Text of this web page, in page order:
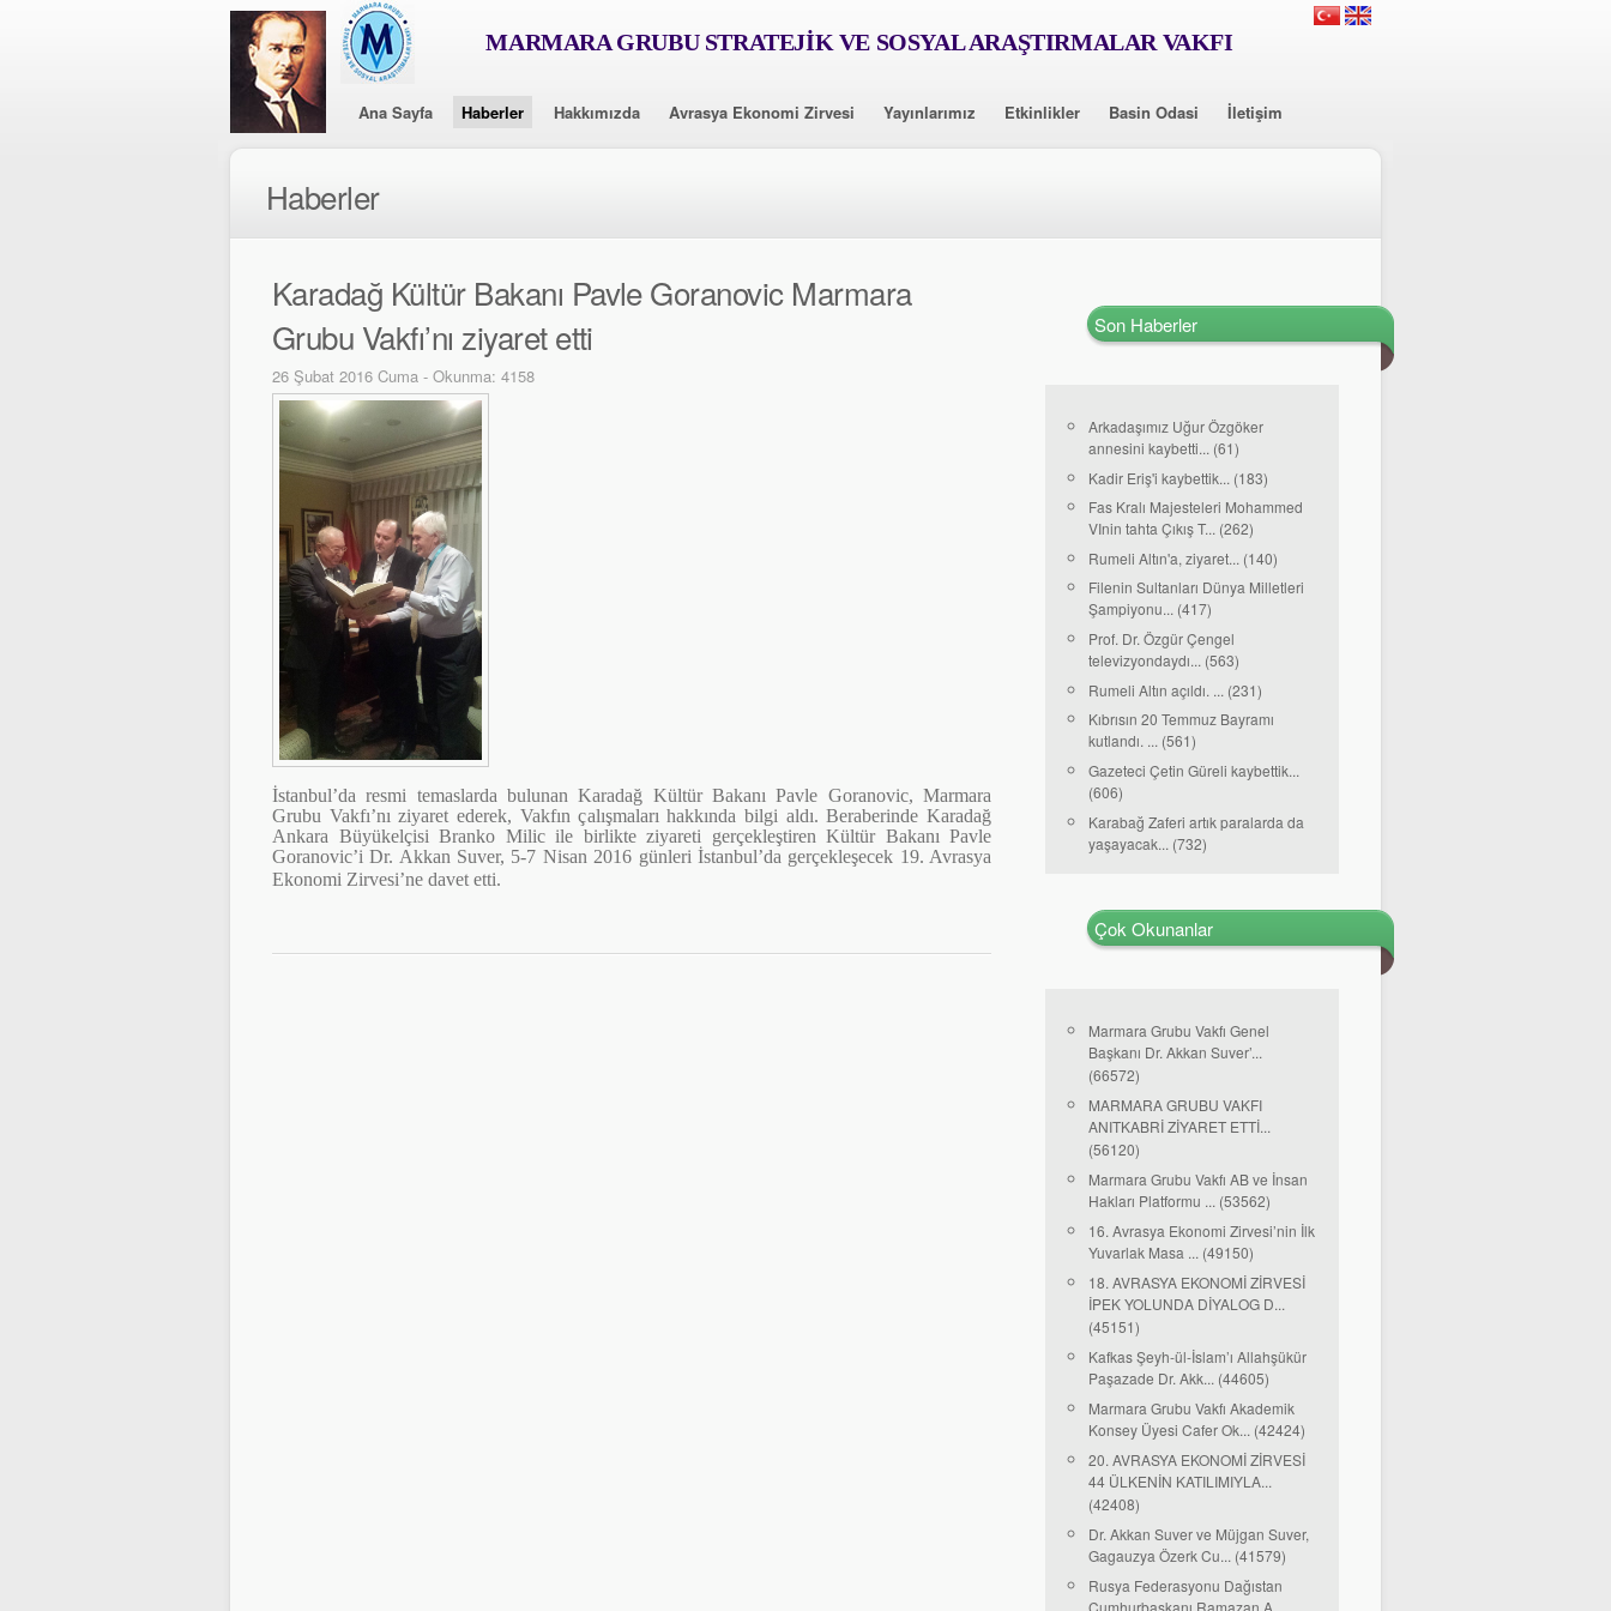
MARMARA GRUBU STRATEJİK VE SOSYAL ARAŞTIRMALAR VAKFI
Ana Sayfa Haberler Hakkımızda Avrasya Ekonomi Zirvesi Yayınlarımız Etkinlikler Basin Odasi İletişim
Haberler
Karadağ Kültür Bakanı Pavle Goranovic Marmara
Grubu Vakfı’nı ziyaret etti
26 Şubat 2016 Cuma - Okunma: 4158
İstanbul’da resmi temaslarda bulunan Karadağ Kültür Bakanı Pavle Goranovic, Marmara
Grubu Vakfı’nı ziyaret ederek, Vakfın çalışmaları hakkında bilgi aldı. Beraberinde Karadağ
Ankara Büyükelçisi Branko Milic ile birlikte ziyareti gerçekleştiren Kültür Bakanı Pavle
Goranovic’i Dr. Akkan Suver, 5-7 Nisan 2016 günleri İstanbul’da gerçekleşecek 19. Avrasya
Ekonomi Zirvesi’ne davet etti.
Son Haberler
Arkadaşımız Uğur Özgöker
annesini kaybetti... (61)
Kadir Eriş'i kaybettik... (183)
Fas Kralı Majesteleri Mohammed
VInin tahta Çıkış T... (262)
Rumeli Altın'a, ziyaret... (140)
Filenin Sultanları Dünya Milletleri
Şampiyonu... (417)
Prof. Dr. Özgür Çengel
televizyondaydı... (563)
Rumeli Altın açıldı. ... (231)
Kıbrısın 20 Temmuz Bayramı
kutlandı. ... (561)
Gazeteci Çetin Güreli kaybettik...
(606)
Karabağ Zaferi artık paralarda da
yaşayacak... (732)
Çok Okunanlar
Marmara Grubu Vakfı Genel
Başkanı Dr. Akkan Suver’...
(66572)
MARMARA GRUBU VAKFI
ANITKABRİ ZİYARET ETTİ...
(56120)
Marmara Grubu Vakfı AB ve İnsan
Hakları Platformu ... (53562)
16. Avrasya Ekonomi Zirvesi’nin İlk
Yuvarlak Masa ... (49150)
18. AVRASYA EKONOMİ ZİRVESİ
İPEK YOLUNDA DİYALOG D...
(45151)
Kafkas Şeyh-ül-İslam’ı Allahşükür
Paşazade Dr. Akk... (44605)
Marmara Grubu Vakfı Akademik
Konsey Üyesi Cafer Ok... (42424)
20. AVRASYA EKONOMİ ZİRVESİ
44 ÜLKENİN KATILIMIYLA...
(42408)
Dr. Akkan Suver ve Müjgan Suver,
Gagauzya Özerk Cu... (41579)
Rusya Federasyonu Dağıstan